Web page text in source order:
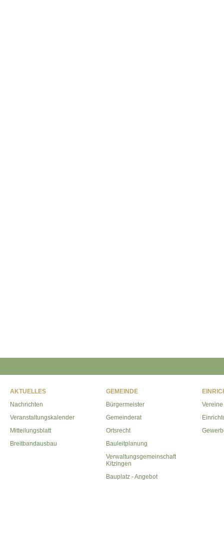
AKTUELLES
Nachrichten
Veranstaltungskalender
Mitteilungsblatt
Breitbandausbau
GEMEINDE
Bürgermeister
Gemeinderat
Ortsrecht
Bauleitplanung
Verwaltungsgemeinschaft
Kitzingen
Bauplatz - Angebot